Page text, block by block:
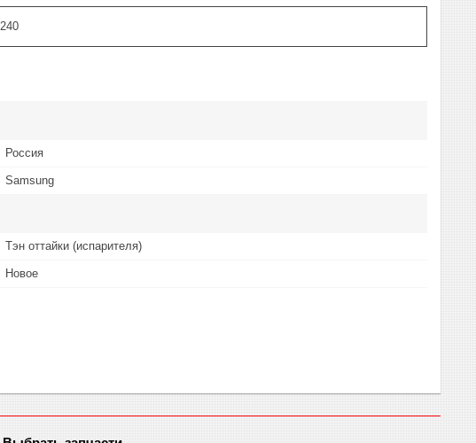
240
Россия
Samsung
Тэн оттайки (испарителя)
Новое